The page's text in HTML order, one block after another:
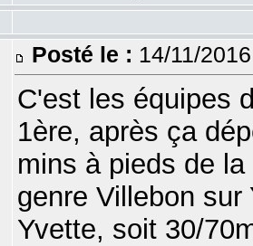
Posté le : 14/11/
C'est les équipes
1ère, après ça
mins à pieds de
genre Villebon
Yvette, soit 30/